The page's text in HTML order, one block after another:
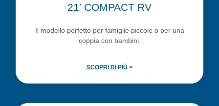
21′ COMPACT RV
Il modello perfetto per famiglie piccole o per una
coppia con bambini.
SCOPRI DI PIÙ >